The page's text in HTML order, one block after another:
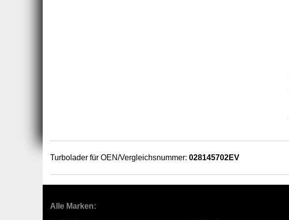
Turbolader für OEN/Vergleichsnummer: 028145702EV
Alle Marken: